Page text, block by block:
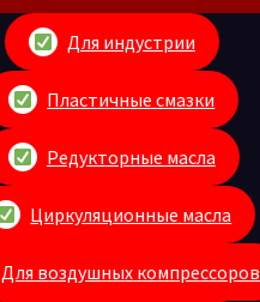
Для индустрии
Пластичные смазки
Редукторные масла
Циркуляционные масла
Для воздушных компрессоров